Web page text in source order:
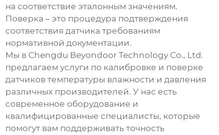
на соответствие эталонным значениям.
Поверка – это процедура подтверждения
соответствиядатчика требованиям
нормативной документации.
Мы в Chengdu Beyondoor Technology Co., Ltd.
предлагаем услуги по калибровке и поверке
датчиков температуры влажности и давления
различных производителей. У нас есть
современное оборудование и
квалифицированные специалисты, которые
помогут вам поддерживать точность